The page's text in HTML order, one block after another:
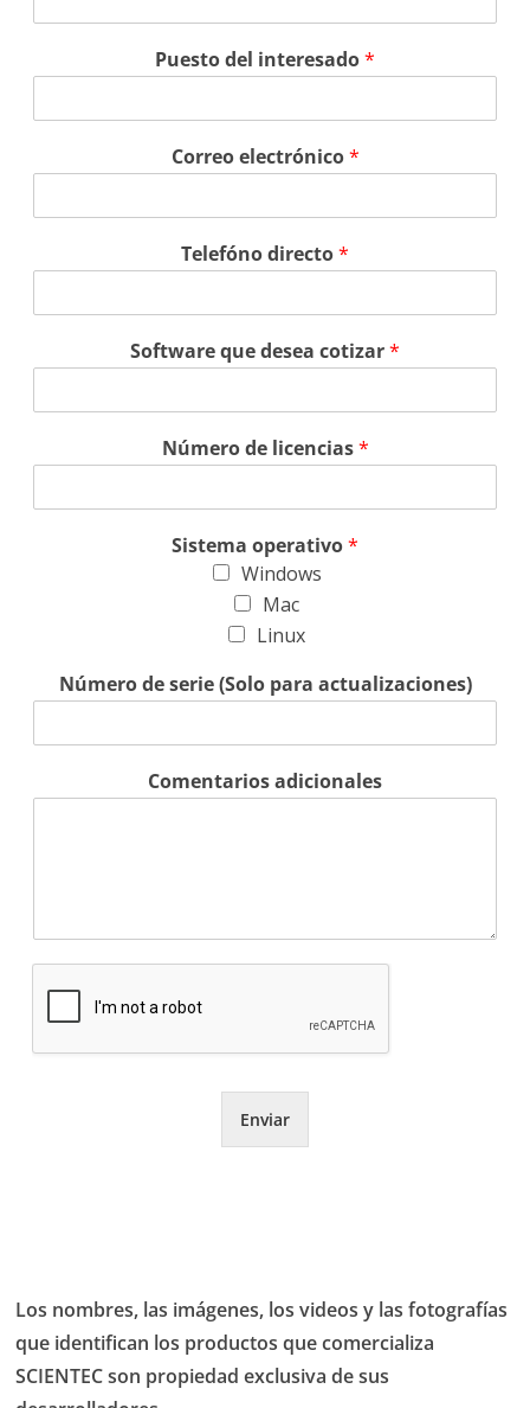
Puesto del interesado*
Correo electrónico*
Telefóno directo*
Software que desea cotizar*
Número de licencias*
Sistema operativo*
Windows
Mac
Linux
Número de serie (Solo para actualizaciones)
Comentarios adicionales
Enviar
Los nombres, las imágenes, los videos y las fotografías
que identifican los productos que comercializa
SCIENTEC son propiedad exclusiva de sus